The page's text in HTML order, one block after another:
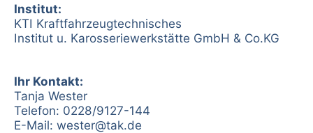
Institut:
KTI Kraftfahrzeugtechnisches
Institut u. Karosseriewerkstätte GmbH & Co.KG
Ihr Kontakt:
Tanja Wester
Telefon: 0228/9127-144
E-Mail: wester@tak.de